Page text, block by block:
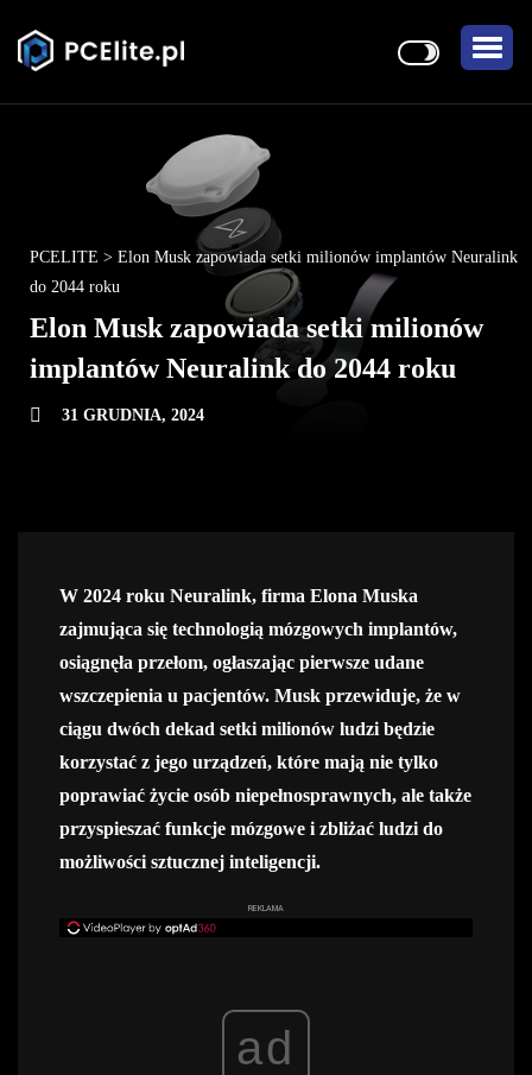
PCELITE > Elon Musk zapowiada setki milionów implantów Neuralink
do 2044 roku
Elon Musk zapowiada setki milionów
implantów Neuralink do 2044 roku
31 GRUDNIA, 2024
W 2024 roku Neuralink, firma Elona Muska
zajmująca się technologią mózgowych implantów,
osiągnęła przełom, ogłaszając pierwsze udane
wszczepienia u pacjentów. Musk przewiduje, że w
ciągu dwóch dekad setki milionów ludzi będzie
korzystać z jego urządzeń, które mają nie tylko
poprawiać życie osób niepełnosprawnych, ale także
przyspieszać funkcje mózgowe i zbliżać ludzi do
możliwości sztucznej inteligencji.
REKLAMA
ad